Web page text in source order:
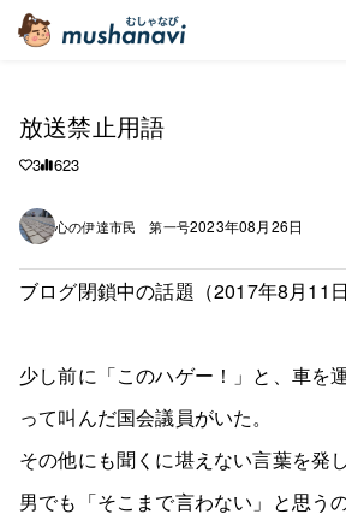
放送禁止用語
3 623
心の伊達市民 第一号2023年08月26日
ブログ閉鎖中の話題（2017年8月11日
少し前に「このハゲー！」と、車を
って叫んだ国会議員がいた。
その他にも聞くに堪えない言葉を発し
男でも「そこまで言わない」と思う